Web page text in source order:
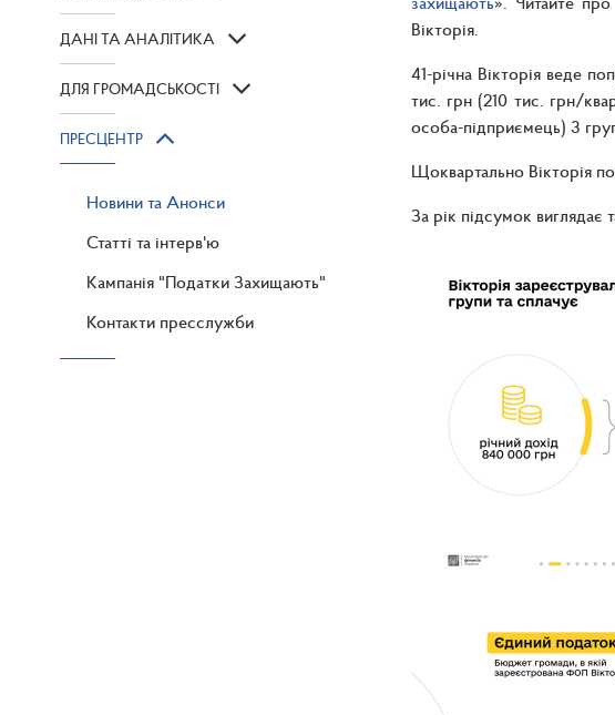
ДАНІ ТА АНАЛІТИКА
ДЛЯ ГРОМАДСЬКОСТІ
ПРЕСЦЕНТР
Новини та Анонси
Статті та інтерв'ю
Кампанія "Податки Захищають"
Контакти пресслужби
Вікторія.
41-річна Вікторія веде
тис. грн (210 тис. грн/
особа-підприємець) 3
Щоквартально Вікторія
За рік підсумок виглядає